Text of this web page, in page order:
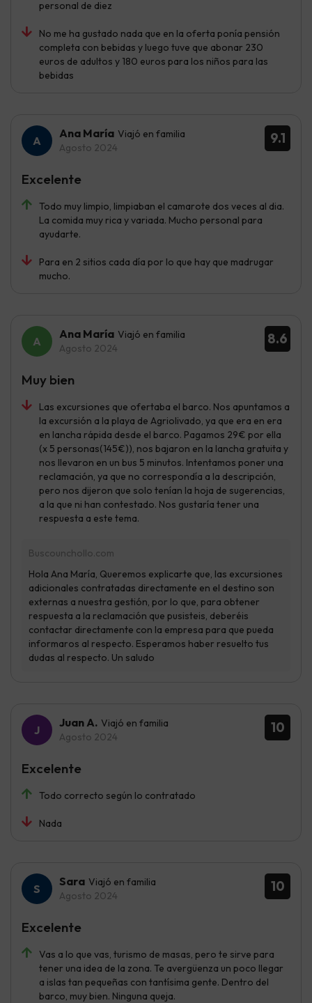
personal de diez
No me ha gustado nada que en la oferta ponía pensión
completa con bebidas y luego tuve que abonar 230
euros de adultos y 180 euros para los niños para las
bebidas
9.1
Ana María Viajó en familia
Agosto 2024
Todo muy limpio, limpiaban el camarote dos veces al dia.
La comida muy rica y variada. Mucho personal para
ayudarte.
Para en 2 sitios cada día por lo que hay que madrugar
mucho.
Excelente
8.6
Ana María Viajó en familia
Agosto 2024
Las excursiones que ofertaba el barco. Nos apuntamos a
la excursión a la playa de Agriolivado, ya que era en era
en lancha rápida desde el barco. Pagamos 29€ por ella
(x 5 personas(145€)), nos bajaron en la lancha gratuita y
nos llevaron en un bus 5 minutos. Intentamos poner una
reclamación, ya que no correspondía a la descripción,
pero nos dijeron que solo tenían la hoja de sugerencias,
a la que ni han contestado. Nos gustaría tener una
respuesta a este tema.
Muy bien
10
Juan A. Viajó en familia
Agosto 2024
Todo correcto según lo contratado
Nada
Excelente
10
Sara Viajó en familia
Agosto 2024
Vas a lo que vas, turismo de masas, pero te sirve para
tener una idea de la zona. Te avergüenza un poco llegar
a islas tan pequeñas con tantísima gente. Dentro del
barco, muy bien. Ninguna queja.
Excelente